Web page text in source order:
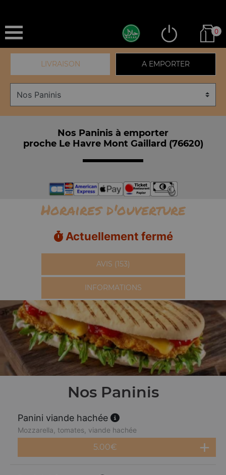
0
LIVRAISON A EMPORTER
Nos Paninis à emporter
proche Le Havre Mont Gaillard (76620)
Horaires d'ouverture
Actuellement fermé
AVIS (153)
INFORMATIONS
Nos Paninis
Panini viande hachée
Mozzarella, tomates, viande hachée
5.00€